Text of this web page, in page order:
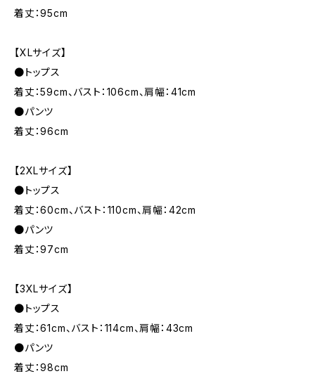
着丈：95cm
【XLサイズ】
●トップス
着丈：59cm、バスト：106cm、肩幅：41cm
●パンツ
着丈：96cm
【2XLサイズ】
●トップス
着丈：60cm、バスト：110cm、肩幅：42cm
●パンツ
着丈：97cm
【3XLサイズ】
●トップス
着丈：61cm、バスト：114cm、肩幅：43cm
●パンツ
着丈：98cm